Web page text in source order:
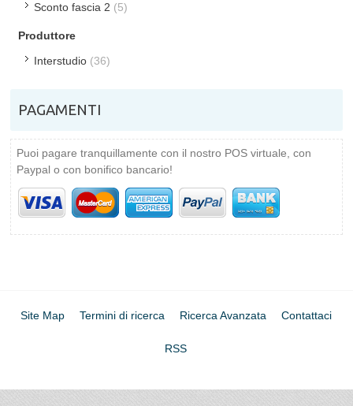
Sconto fascia 2 (5)
Produttore
Interstudio (36)
PAGAMENTI
Puoi pagare tranquillamente con il nostro POS virtuale, con
Paypal o con bonifico bancario!
Site Map Termini di ricerca Ricerca Avanzata Contattaci
RSS